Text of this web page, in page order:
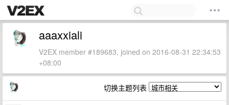
aaaxxiali
V2EX member #189683, joined on 2016-08-31 22:34:53
+08:00
切换主题列表